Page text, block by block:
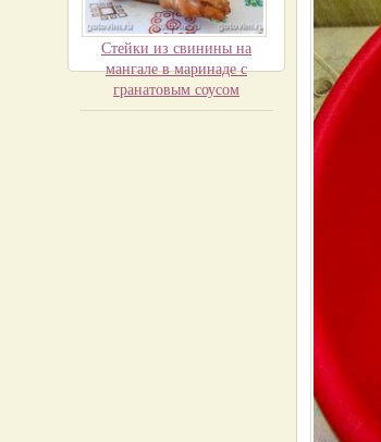
Стейки из свинины на
мангале в маринаде с
гранатовым соусом